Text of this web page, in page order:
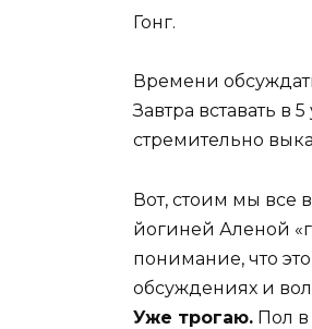
Гонг.
Времени
Завтра вставать в
стремительно
Вот, стоим мы все
йогиней Аленой
понимание, что
обсуждениях и
Уже трогаю. Пол в